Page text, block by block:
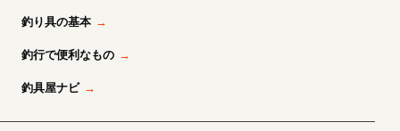
釣り具の基本
釣行で便利なもの
釣具屋ナビ